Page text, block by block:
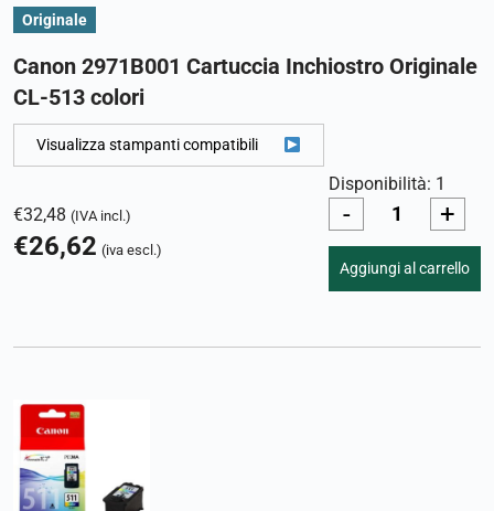
Originale
Canon 2971B001 Cartuccia Inchiostro Originale
CL-513 colori
Visualizza stampanti compatibili
€32,48 (IVA incl.)
€26,62 (iva escl.)
Disponibilità: 1
- +
Aggiungi al carrello